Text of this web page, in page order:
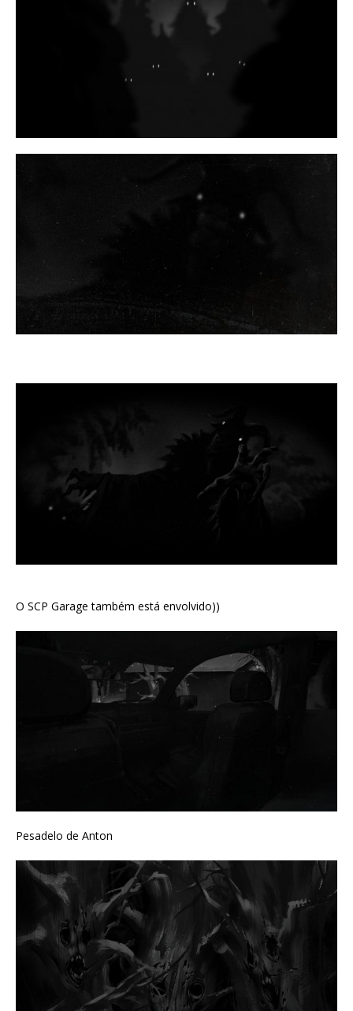
O SCP Garage também está envolvido))
Pesadelo de Anton